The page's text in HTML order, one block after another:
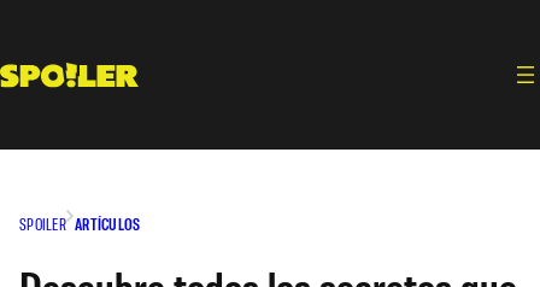
contenido
SPOILER ARTÍCULOS